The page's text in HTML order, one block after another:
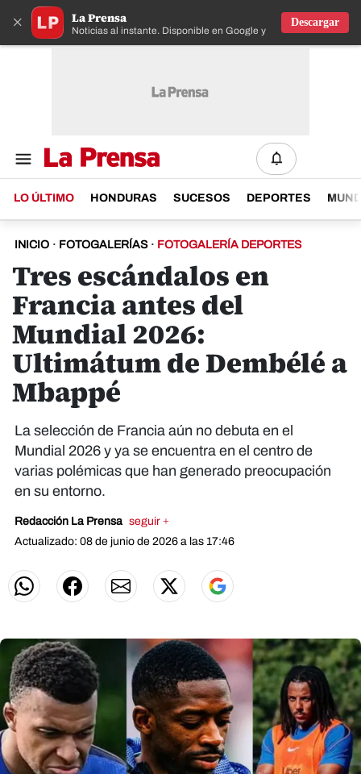
× La Prensa
Noticias al instante. Disponible en Google y IOS
Descargar
LO ÚLTIMO HONDURAS SUCESOS DEPORTES
INICIO · FOTOGALERÍAS · FOTOGALERÍA DEPORTES
Tres escándalos en
Francia antes del
Mundial 2026:
Ultimátum de Dembélé a
Mbappé
La selección de Francia aún no debuta en el
Mundial 2026 y ya se encuentra en el centro de
varias polémicas que han generado preocupación
en su entorno.
Redacción La Prensa seguir +
Actualizado: 08 de junio de 2026 a las 17:46